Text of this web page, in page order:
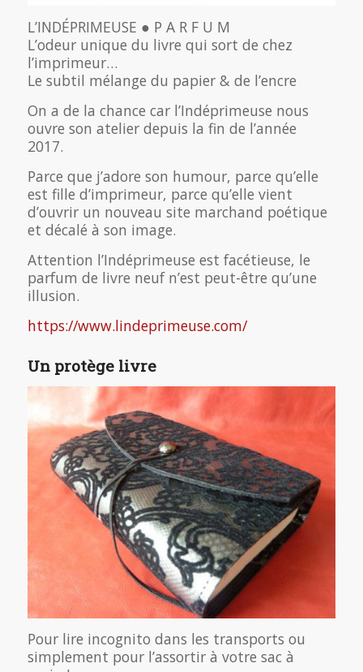
L’INDÉPRIMEUSE ● P A R F U M
L’odeur unique du livre qui sort de chez
l’imprimeur…
Le subtil mélange du papier & de l’encre
On a de la chance car l’Indéprimeuse nous
ouvre son atelier depuis la fin de l’année
2017.
Parce que j’adore son humour, parce qu’elle
est fille d’imprimeur, parce qu’elle vient
d’ouvrir un nouveau site marchand poétique
et décalé à son image.
Attention l’Indéprimeuse est facétieuse, le
parfum de livre neuf n’est peut-être qu’une
illusion.
https://www.lindeprimeuse.com/
Un protège livre
Pour lire incognito dans les transports ou
simplement pour l’assortir à votre sac à